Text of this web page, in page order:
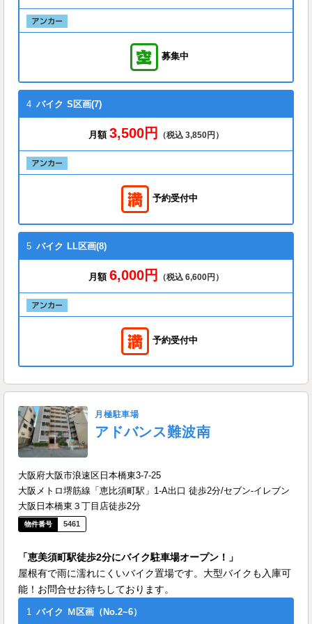
募集中
4 バイク S区画(7)
月額 3,500円 （税込 3,850円）
予約受付中
5 バイク LL区画(8)
月額 6,000円 （税込 6,600円）
予約受付中
月極駐車場
アドバンス難波南
大阪府大阪市浪速区日本橋東3-7-25
大阪メトロ堺筋線「恵比須町駅」1-A出口 徒歩2分/セブン-イレブン
大阪日本橋東３丁目店徒歩2分
5461
「恵美須町駅徒歩2分にバイク駐車場オープン！」
屋根有で雨に濡れにくいバイク置場です。大型バイクも入庫可
能！お問合せお待ちしております。
1 バイク Ｍ区画（No.2~6）